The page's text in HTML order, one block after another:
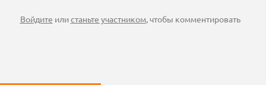
Войдите илистаньте участником, чтобы комментировать